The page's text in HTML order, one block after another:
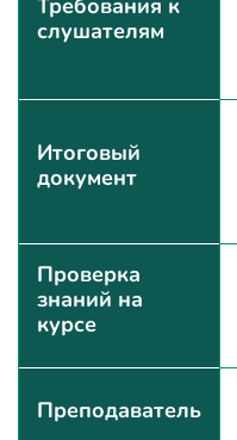
Требования к
слушателям
Итоговый
документ
Проверка
знаний на
курсе
Преподаватель